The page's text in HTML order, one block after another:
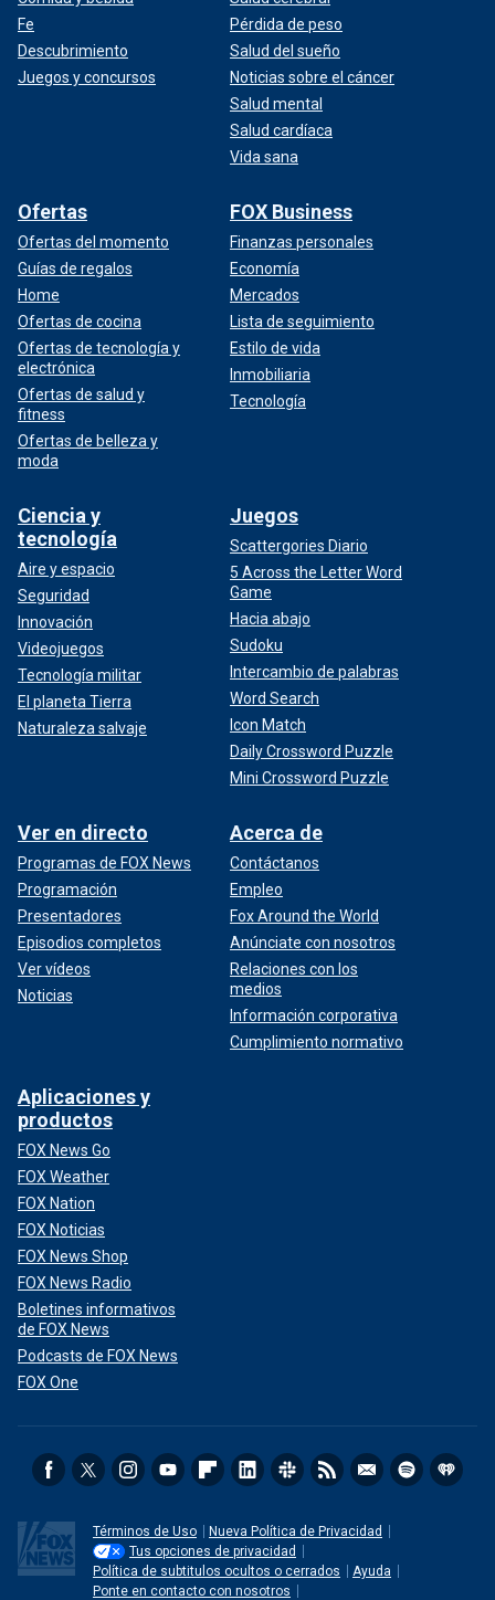
Fe
Descubrimiento
Juegos y concursos
Pérdida de peso
Salud del sueño
Noticias sobre el cáncer
Salud mental
Salud cardíaca
Vida sana
Ofertas
Ofertas del momento
Guías de regalos
Home
Ofertas de cocina
Ofertas de tecnología y
electrónica
Ofertas de salud y
fitness
Ofertas de belleza y
moda
FOX Business
Finanzas personales
Economía
Mercados
Lista de seguimiento
Estilo de vida
Inmobiliaria
Tecnología
Ciencia y
tecnología
Aire y espacio
Seguridad
Innovación
Videojuegos
Tecnología militar
El planeta Tierra
Naturaleza salvaje
Juegos
Scattergories Diario
5 Across the Letter Word
Game
Hacia abajo
Sudoku
Intercambio de palabras
Word Search
Icon Match
Daily Crossword Puzzle
Mini Crossword Puzzle
Ver en directo
Programas de FOX News
Programación
Presentadores
Episodios completos
Ver vídeos
Noticias
Acerca de
Contáctanos
Empleo
Fox Around the World
Anúnciate con nosotros
Relaciones con los
medios
Información corporativa
Cumplimiento normativo
Aplicaciones y
productos
FOX News Go
FOX Weather
FOX Nation
FOX Noticias
FOX News Shop
FOX News Radio
Boletines informativos
de FOX News
Podcasts de FOX News
FOX One
Términos de Uso
Nueva Política de Privacidad
Tus opciones de privacidad
Política de subtitulos ocultos o cerrados
Ayuda
Ponte en contacto con nosotros